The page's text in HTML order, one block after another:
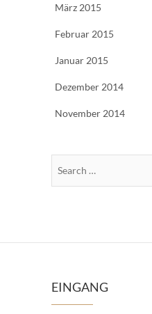
März 2015
Februar 2015
Januar 2015
Dezember 2014
November 2014
EINGANG